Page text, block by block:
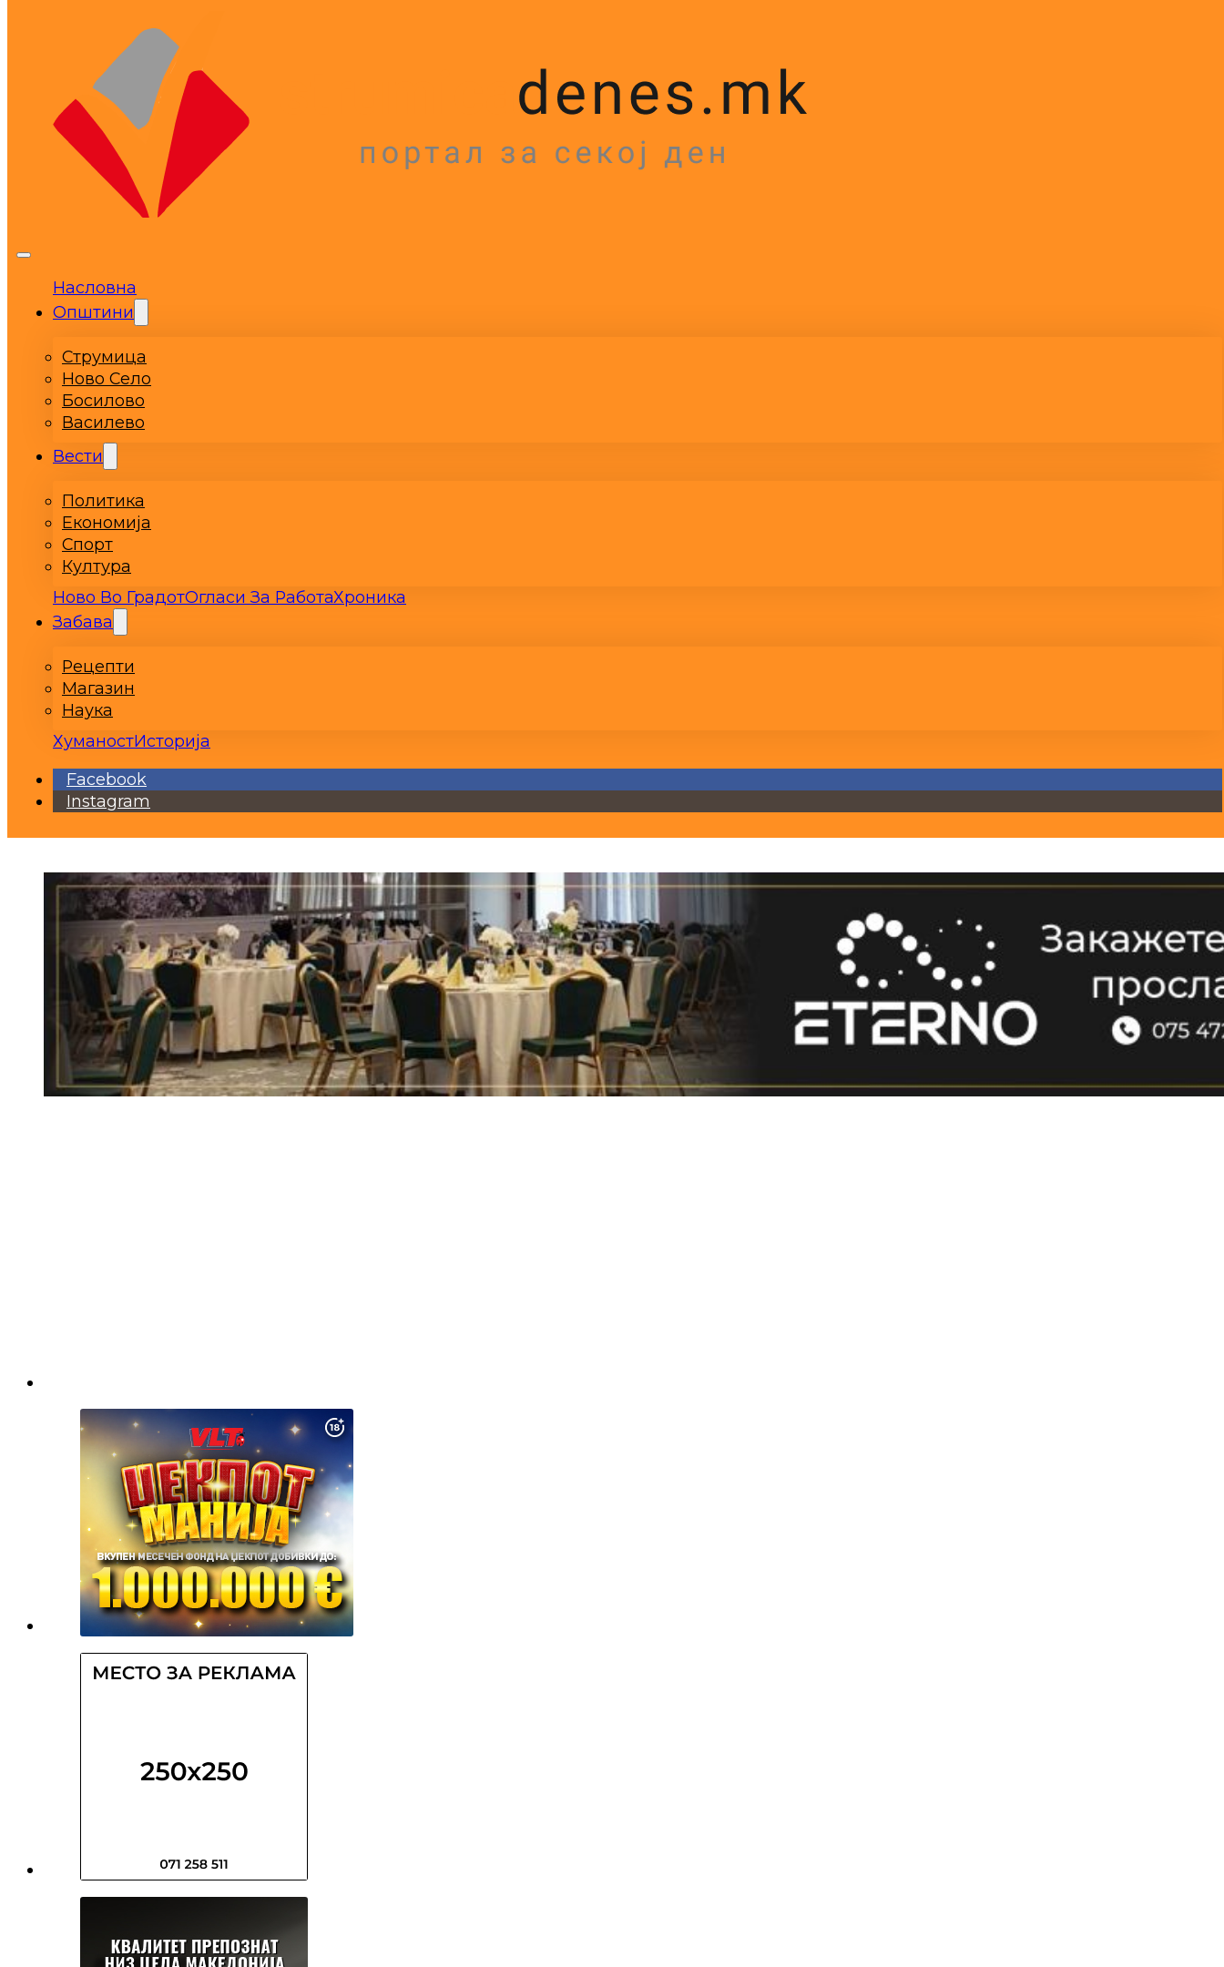
Насловна
Општини
Струмица
Ново Село
Босилово
Василево
Вести
Политика
Економија
Спорт
Култура
Ново Во ГрадотОгласи За РаботаХроника
Забава
Рецепти
Магазин
Наука
ХуманостИсторија
Facebook
Instagram